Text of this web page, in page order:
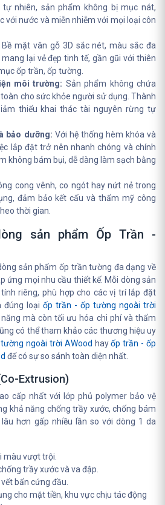
nhiên, sản phẩm không bị mục nát,
với nước và miễn nhiễm với mọi loại côn
Bề mặt vân gỗ 3D sắc nét, màu sắc đa
lại vẻ đẹp tinh tế, gần gũi với thiên
ốp trần, ốp tường.
môi trường: Sản phẩm không chứa
cho sức khỏe người sử dụng. Thành
thiểu khai thác tài nguyên rừng tự
bảo dưỡng: Với hệ thống hèm khóa và
lắp đặt trở nên nhanh chóng và chính
không bám bụi, dễ dàng làm sạch bằng
cong vênh, co ngót hay nứt nẻ trong
đảm bảo kết cấu và thẩm mỹ công
thời gian.
sản phẩm Ốp Trần -
sản phẩm ốp trần tường đa dạng về
ứng mọi nhu cầu thiết kế. Mỗi dòng sản
riêng, phù hợp cho các vị trí lắp đặt
đúng loại ốp trần - ốp tường ngoài trời
mà còn tối ưu hóa chi phí và thẩm
có thể tham khảo các thương hiệu uy
ngoài trời AWood hayốp trần - ốp
để có sự so sánh toàn diện nhất.
Extrusion)
cấp nhất với lớp phủ polymer bảo vệ
khả năng chống trầy xước, chống bám
hơn gấp nhiều lần so với dòng 1 da
màu vượt trội.
trầy xước và va đập.
bẩn cứng đầu.
cho mặt tiền, khu vực chịu tác động